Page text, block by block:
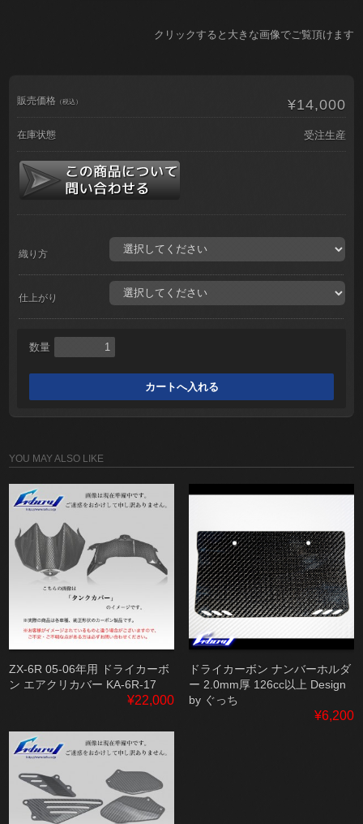
クリックすると大きな画像でご覧頂けます
販売価格 （税込） ¥14,000
在庫状態 受注生産
織り方
仕上がり
数量
YOU MAY ALSO LIKE
ZX-6R 05-06年用 ドライカーボ
ン エアクリカバー KA-6R-17
¥22,000
ドライカーボン ナンバーホルダ
ー 2.0mm厚 126cc以上 Design
by ぐっち
¥6,200